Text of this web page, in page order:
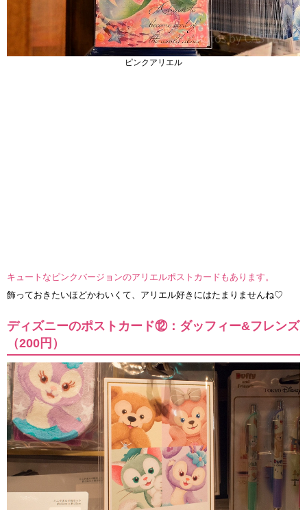
ピンクアリエル
キュートなピンクバージョンのアリエルポストカードもあります。
飾っておきたいほどかわいくて、アリエル好きにはたまりませんね♡
ディズニーのポストカード⑫：ダッフィー&フレンズ
（200円）